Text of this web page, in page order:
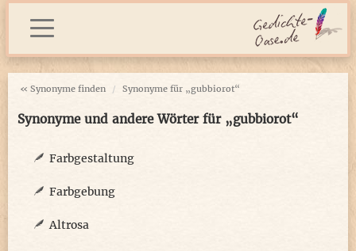
« Synonyme finden Synonyme für „gubbiorot“
Synonyme und andere Wörter für „gubbiorot“
Farbgestaltung
Farbgebung
Altrosa